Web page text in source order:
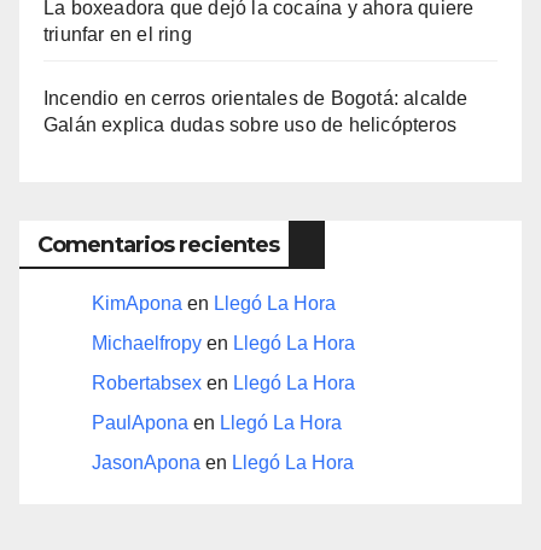
La boxeadora que dejó la cocaína y ahora quiere
triunfar en el ring​
Incendio en cerros orientales de Bogotá: alcalde
Galán explica dudas sobre uso de helicópteros
Comentarios recientes
KimApona en Llegó La Hora
Michaelfropy en Llegó La Hora
Robertabsex en Llegó La Hora
PaulApona en Llegó La Hora
JasonApona en Llegó La Hora